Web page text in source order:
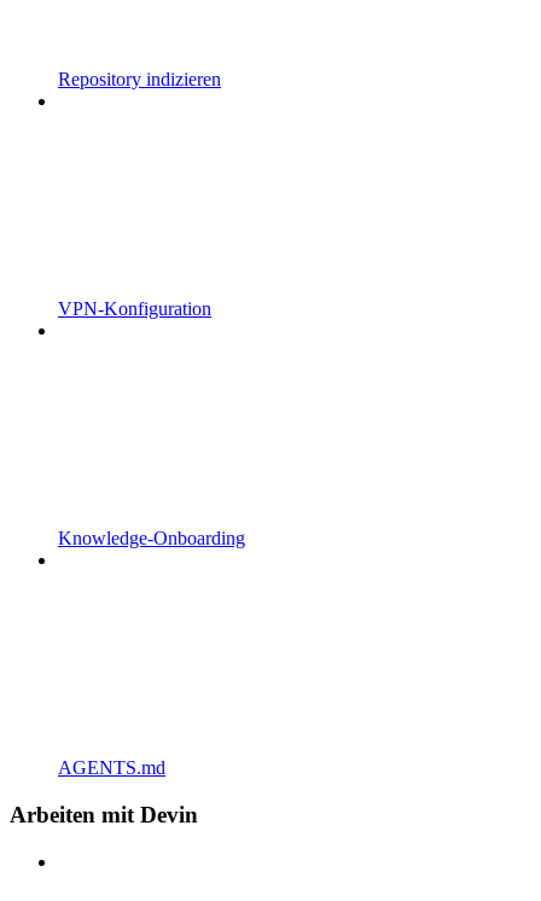
Repository indizieren
VPN-Konfiguration
Knowledge-Onboarding
AGENTS.md
Arbeiten mit Devin